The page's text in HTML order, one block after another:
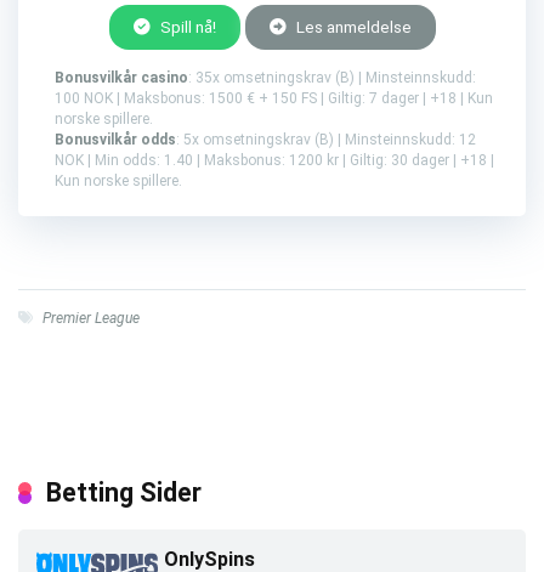
Spill nå! Les anmeldelse
Bonusvilkår casino: 35x omsetningskrav (B) | Minsteinnskudd:
100 NOK | Maksbonus: 1500 € + 150 FS | Giltig: 7 dager | +18 | Kun
norske spillere.
Bonusvilkår odds: 5x omsetningskrav (B) | Minsteinnskudd: 12
NOK | Min odds: 1.40 | Maksbonus: 1200 kr | Giltig: 30 dager | +18 |
Kun norske spillere.
Premier League
Betting Sider
OnlySpins